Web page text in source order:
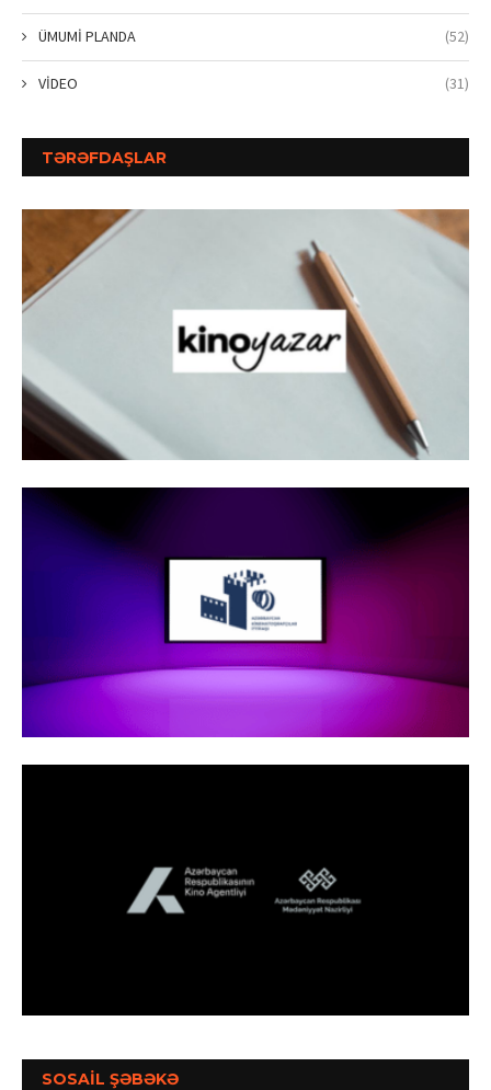
ÜMUMİ PLANDA (52)
VİDEO (31)
TƏRƏFDAŞLAR
SOSAİL ŞƏBƏKƏ